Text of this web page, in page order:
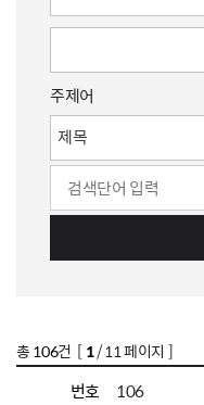
주제어
총 106건 [ 1/ 11 페이지 ]
번호
106